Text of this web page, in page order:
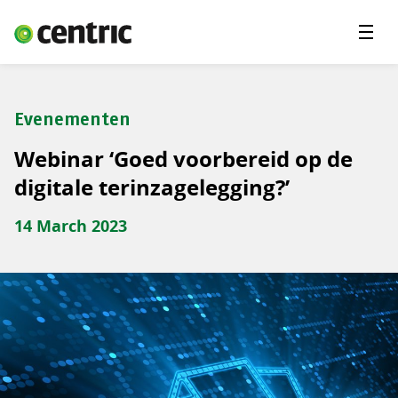
Oplossingen
Contact
Careers
Evenementen
Webinar ‘Goed voorbereid op de
digitale terinzagelegging?’
14 March 2023